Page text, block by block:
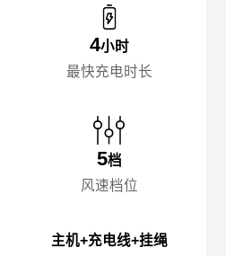
4小时
最快充电时长
5档
风速档位
主机+充电线+挂绳